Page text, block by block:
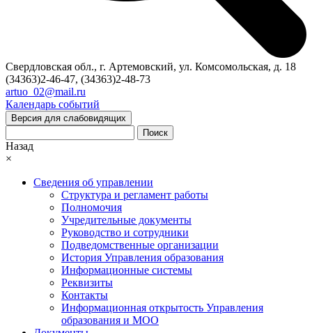
Свердловская обл., г. Артемовский, ул. Комсомольская, д. 18
(34363)2-46-47, (34363)2-48-73
artuo_02@mail.ru
Календарь событий
Версия для слабовидящих
Поиск
Назад
×
Сведения об управлении
Структура и регламент работы
Полномочия
Учредительные документы
Руководство и сотрудники
Подведомственные организации
История Управления образования
Информационные системы
Реквизиты
Контакты
Информационная открытость Управления
образования и МОО